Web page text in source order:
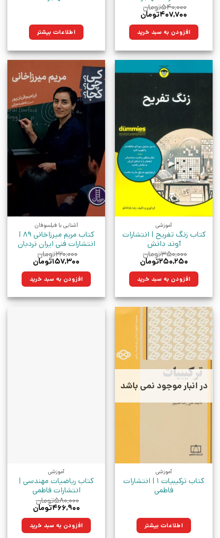
۵۴۰,۰۰۰تومان
قیمت
۵۴۰,۰۰۰تومان
بود.
۴۰۷,۷۰۰تومان
۴۰۷,۷۰۰تومان.افزودن به سبد خرید اطلاعات بیشتر
آموزشی
کتاب زنگ تفریح | انتشارات
آوند دانش
۳۵۰,۰۰۰تومان
قیمت
۳۵۰,۰۰۰تومان
بود.
۲۵۰,۲۵۰تومان
۲۵۰,۲۵۰تومان.افزودن به سبد خرید
آشنایی با فیلسوفان
کتاب مریم میرزاخانی 89 |
انتشارات فنی ایران نردبان
۲۲۰,۰۰۰تومان
قیمت
۲۲۰,۰۰۰تومان
بود.
۱۵۷,۳۰۰تومان
۱۵۷,۳۰۰تومان.افزودن به سبد خرید
در انبار موجود نمی باشد
آموزشی
کتاب ترکیبیات 1 | انتشارات
فاطمی
اطلاعات بیشتر
آموزشی
کتاب ریاضیات مهندسی |
انتشارات فاطمی
۵۸۰,۰۰۰تومان
قیمت
۵۸۰,۰۰۰تومان
بود.
۴۶۶,۹۰۰تومان
۴۶۶,۹۰۰تومان.افزودن به سبد خرید